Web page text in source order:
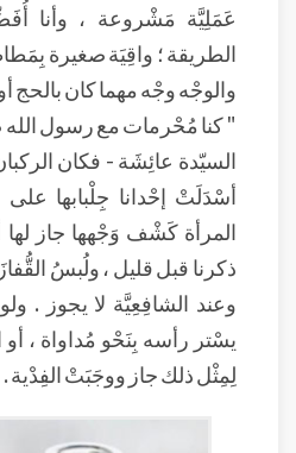
عَمَلِيَّة مَشْروعة ، وأنا
الطريقة ؛ واقِيَة صغيرة
والوجْه وجْه مهما كان بالحج
" كنا مُحْرمات مع رسول
السيّدة عائِشَة - فكان الركبان
أسْدَلَتْ إحْدانا جِلْبابها
المرأة كَشْف وَجْهها جاز
ذكرنا قبل قليل ، ولُبسُ
وعند الشافِعِيَّة لا يجوز .
يسْتر رأسه بِنَحْو مُداواة ،
لِمِثْل ذلك جاز ووجَبَتْ الفِدْية .